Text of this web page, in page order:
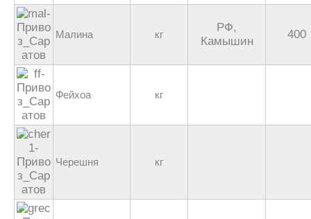
Малина кг
РФ,
Камышин
400
Фейхоа кг
Черешня кг